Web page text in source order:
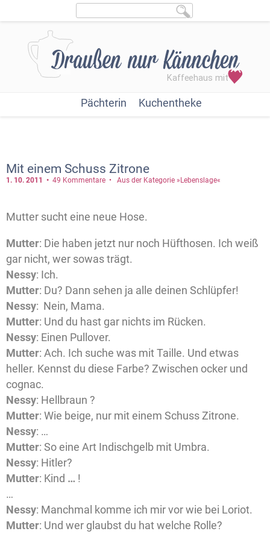
Pächterin Kuchentheke
Mit einem Schuss Zitrone
1. 10. 2011 49 Kommentare Aus der Kategorie »Lebenslage«
Mutter sucht eine neue Hose.
Mutter: Die haben jetzt nur noch Hüfthosen. Ich weiß
gar nicht, wer sowas trägt.
Nessy: Ich.
Mutter: Du? Dann sehen ja alle deinen Schlüpfer!
Nessy: Nein, Mama.
Mutter: Und du hast gar nichts im Rücken.
Nessy: Einen Pullover.
Mutter: Ach. Ich suche was mit Taille. Und etwas
heller. Kennst du diese Farbe? Zwischen ocker und
cognac.
Nessy: Hellbraun ?
Mutter: Wie beige, nur mit einem Schuss Zitrone.
Nessy: …
Mutter: So eine Art Indischgelb mit Umbra.
Nessy: Hitler?
Mutter: Kind … !
…
Nessy: Manchmal komme ich mir vor wie bei Loriot.
Mutter: Und wer glaubst du hat welche Rolle?